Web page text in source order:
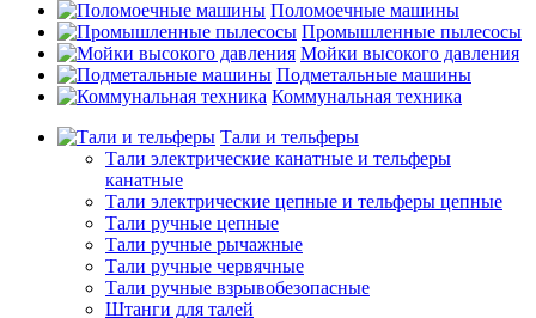
Поломоечные машины
Промышленные пылесосы
Мойки высокого давления
Подметальные машины
Коммунальная техника
Тали и тельферы
Тали электрические канатные и тельферы
канатные
Тали электрические цепные и тельферы цепные
Тали ручные цепные
Тали ручные рычажные
Тали ручные червячные
Тали ручные взрывобезопасные
Штанги для талей